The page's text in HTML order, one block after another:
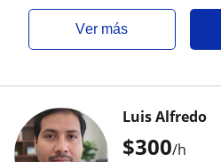
ver más
$300/h
Luis Alfredo